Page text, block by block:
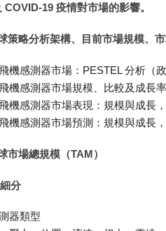
COVID-19 疫情對市場的影響。
策略分析架構、目前市場規模、
機感測器市場：PESTEL 分析（
機感測器市場規模、比較及成長
機感測器市場表現：規模與成長
機感測器市場預測：規模與成長
市場總規模（TAM）
分
器類型